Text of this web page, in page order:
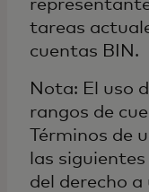
tareas
cuentas BIN.
Nota: El uso
rangos de
Términos de
las
del derecho